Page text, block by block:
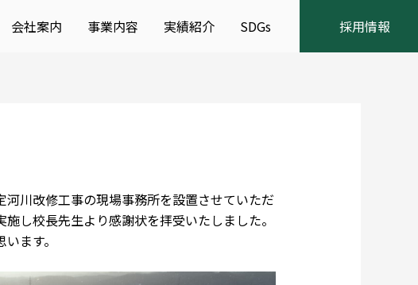
会社案内 事業内容 実績紹介 SDGs 採用情報
川改修工事の現場事務所を設置させていただ
し校長先生より感謝状を拝受いたしました。
ます。